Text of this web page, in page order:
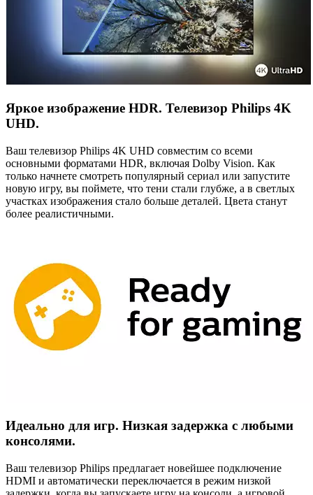
Яркое изображение HDR. Телевизор Philips 4K
UHD.
Ваш телевизор Philips 4K UHD совместим со всеми
основными форматами HDR, включая Dolby Vision. Как
только начнете смотреть популярный сериал или запустите
новую игру, вы поймете, что тени стали глубже, а в светлых
участках изображения стало больше деталей. Цвета станут
более реалистичными.
Идеально для игр. Низкая задержка с любыми
консолями.
Ваш телевизор Philips предлагает новейшее подключение
HDMI и автоматически переключается в режим низкой